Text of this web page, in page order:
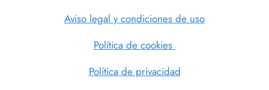
Aviso legal y condiciones de uso
Política de cookies
Política de privacidad